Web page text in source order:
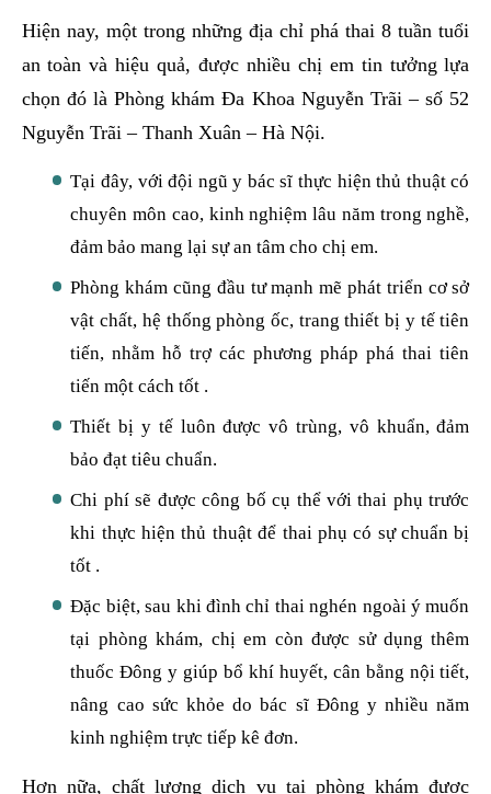
Hiện nay, một trong những địa chỉ phá thai 8 tuần tuổi
an toàn và hiệu quả, được nhiều chị em tin tưởng lựa
chọn đó là Phòng khám Đa Khoa Nguyễn Trãi – số 52
Nguyễn Trãi – Thanh Xuân – Hà Nội.
Tại đây, với đội ngũ y bác sĩ thực hiện thủ thuật có
chuyên môn cao, kinh nghiệm lâu năm trong nghề,
đảm bảo mang lại sự an tâm cho chị em.
Phòng khám cũng đầu tư mạnh mẽ phát triển cơ sở
vật chất, hệ thống phòng ốc, trang thiết bị y tế tiên
tiến, nhằm hỗ trợ các phương pháp phá thai tiên
tiến một cách tốt .
Thiết bị y tế luôn được vô trùng, vô khuẩn, đảm
bảo đạt tiêu chuẩn.
Chi phí sẽ được công bố cụ thể với thai phụ trước
khi thực hiện thủ thuật để thai phụ có sự chuẩn bị
tốt .
Đặc biệt, sau khi đình chỉ thai nghén ngoài ý muốn
tại phòng khám, chị em còn được sử dụng thêm
thuốc Đông y giúp bổ khí huyết, cân bằng nội tiết,
nâng cao sức khỏe do bác sĩ Đông y nhiều năm
kinh nghiệm trực tiếp kê đơn.
Hơn nữa, chất lượng dịch vụ tại phòng khám được